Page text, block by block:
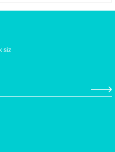
siz